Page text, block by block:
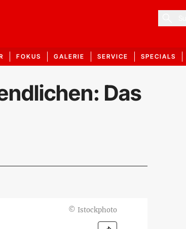
FOKUS GALERIE SERVICE SPECIALS
Das
© Istockphoto